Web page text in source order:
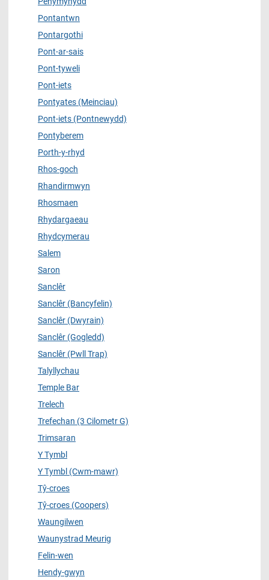
Pontantwn
Pontargothi
Pont-ar-sais
Pont-tyweli
Pont-iets
Pontyates (Meinciau)
Pont-iets (Pontnewydd)
Pontyberem
Porth-y-rhyd
Rhos-goch
Rhandirmwyn
Rhosmaen
Rhydargaeau
Rhydcymerau
Salem
Saron
Sanclêr
Sanclêr (Bancyfelin)
Sanclêr (Dwyrain)
Sanclêr (Gogledd)
Sanclêr (Pwll Trap)
Talyllychau
Temple Bar
Trelech
Trefechan (3 Cilometr G)
Trimsaran
Y Tymbl
Y Tymbl (Cwm-mawr)
Tŷ-croes
Tŷ-croes (Coopers)
Waungilwen
Waunystrad Meurig
Felin-wen
Hendy-gwyn